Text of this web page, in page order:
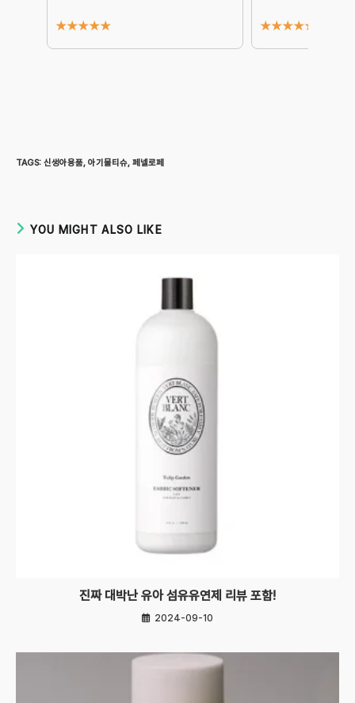
★★★★★ ★★★★★
TAGS: 신생아용품, 아기물티슈, 페넬로페
YOU MIGHT ALSO LIKE
진짜 대박난 유아 섬유유연제 리뷰 포함!
2024-09-10